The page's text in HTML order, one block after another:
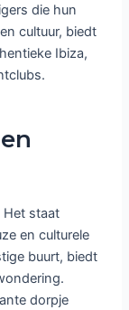
die hun
cultuur, biedt
Ibiza,
Het staat
en culturele
buurt, biedt
dorpje